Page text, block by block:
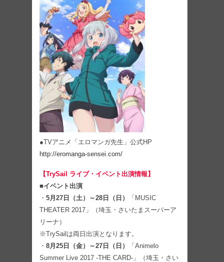
●TVアニメ「エロマンガ先生」公式HP
http://eromanga-sensei.com/
【TrySail ライブ・イベント出演情報】
■イベント出演
・ 5月27日（土）～28日（日）
「MUSIC
THEATER 2017」（埼玉・さいたまスーパーア
リーナ）
※TrySailは両日出演となります。
・ 8月25日（金）～27日（日）
「Animelo
Summer Live 2017 -THE CARD-」（埼玉・さい